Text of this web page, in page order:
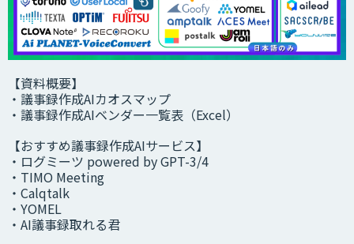
【資料概要】
・議事録作成AIカオスマップ
・議事録作成AIベンダー一覧表（Excel）
【おすすめ議事録作成AIサービス】
・ログミーツ powered by GPT-3/4
・TIMO Meeting
・Calqtalk
・YOMEL
・AI議事録取れる君